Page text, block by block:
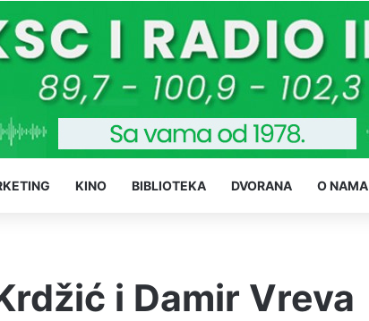
KINO BIBLIOTEKA DVORANA O NAMA
i Damir Vreva